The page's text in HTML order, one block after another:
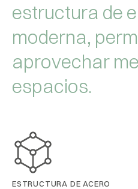
estructura de
moderna,
aprovechar
espacios.
ESTRUCTURA DE ACERO